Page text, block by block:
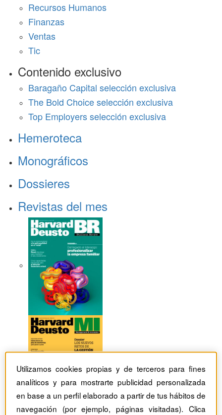
Recursos Humanos
Finanzas
Ventas
Tic
Contenido exclusivo
Baragaño Capital selección exclusiva
The Bold Choice selección exclusiva
Top Employers selección exclusiva
Hemeroteca
Monográficos
Dossieres
Revistas del mes
Utilizamos cookies propias y de terceros para fines
analíticos y para mostrarte publicidad personalizada
en base a un perfil elaborado a partir de tus hábitos de
navegación (por ejemplo, páginas visitadas). Clica